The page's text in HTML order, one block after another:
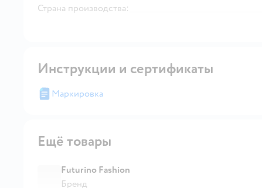
Страна производства:
Инструкции и сертификаты
Маркировка
Ещё товары
Futurino Fashion
Бренд